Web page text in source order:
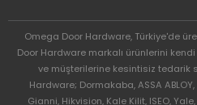
Omega Door Hardware, Türkiye'de
Door Hardware markalı ürünlerini
ve müşterilerine kesintisiz tedarik
Hardware; Dormakaba, ASSA
Gianni, Hikvision, Kale Kilit, ISEO,